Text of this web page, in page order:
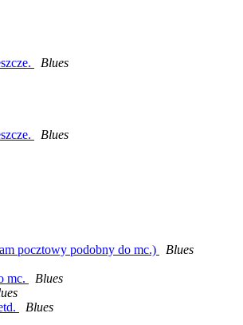
Blues
Blues
pocztowy podobny do mc.)
Blues
mc.
Blues
Blues